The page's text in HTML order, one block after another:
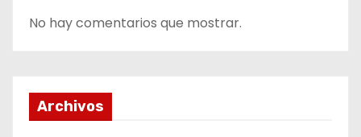
No hay comentarios que mostrar.
Archivos